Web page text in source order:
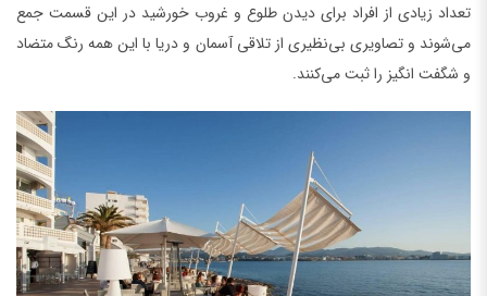
تعداد زیادی از افراد برای دیدن طلوع و غروب خورشید در این قسمت جمع
می‌شوند و تصاویری بی‌نظیری از تلاقی آسمان و دریا با این همه رنگ متضاد
و شگفت انگیز را ثبت می‌کنند.